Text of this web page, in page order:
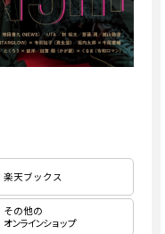
楽天ブックス
その他の
オンラインショップ